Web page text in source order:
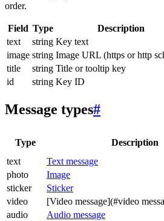
order.
Field Type Description
text
string Key text
image string Image URL (https or http
title
string Title or tooltip key
id
string Key ID
Message types#
Type Description
text
Text message
photo
Image
sticker
Sticker
video
[Video message](#video
audio
Audio message